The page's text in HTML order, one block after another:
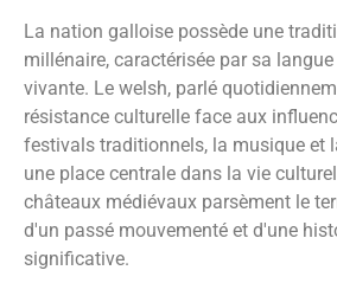
La nation galloise possède une
millénaire, caractérisée par sa
vivante. Le welsh, parlé
résistance culturelle face aux
festivals traditionnels, la musique et
une place centrale dans la vie
châteaux médiévaux parsèment le
d'un passé mouvementé et d'une
significative.